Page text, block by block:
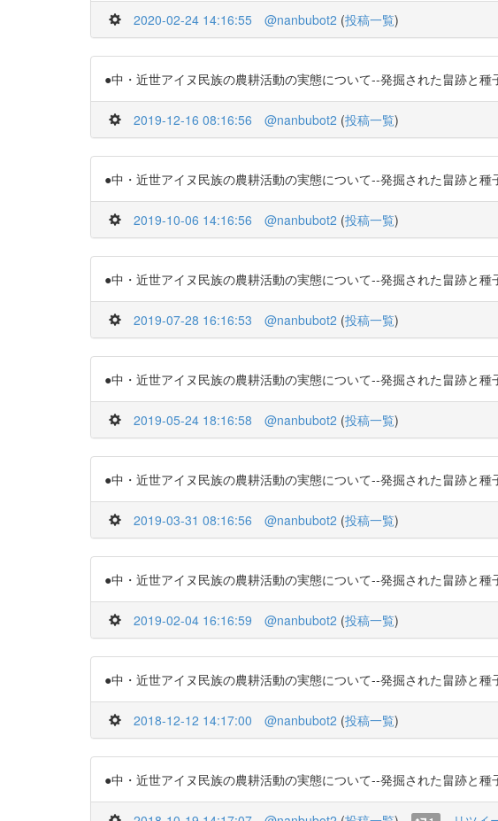
2020-02-24 14:16:55 @nanbubot2 (投稿一覧)
●中・近世アイヌ民族の農耕活動の実態について--発掘された畠跡と
2019-12-16 08:16:56 @nanbubot2 (投稿一覧)
●中・近世アイヌ民族の農耕活動の実態について--発掘された畠跡と
2019-10-06 14:16:56 @nanbubot2 (投稿一覧)
●中・近世アイヌ民族の農耕活動の実態について--発掘された畠跡と
2019-07-28 16:16:53 @nanbubot2 (投稿一覧)
●中・近世アイヌ民族の農耕活動の実態について--発掘された畠跡と
2019-05-24 18:16:58 @nanbubot2 (投稿一覧)
●中・近世アイヌ民族の農耕活動の実態について--発掘された畠跡と
2019-03-31 08:16:56 @nanbubot2 (投稿一覧)
●中・近世アイヌ民族の農耕活動の実態について--発掘された畠跡と
2019-02-04 16:16:59 @nanbubot2 (投稿一覧)
●中・近世アイヌ民族の農耕活動の実態について--発掘された畠跡と
2018-12-12 14:17:00 @nanbubot2 (投稿一覧)
●中・近世アイヌ民族の農耕活動の実態について--発掘された畠跡と